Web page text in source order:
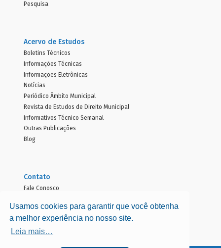
Usamos cookies para garantir que você obtenha
a melhor experiência no nosso site.
Leia mais…
Pesquisa
Acervo de Estudos
Boletins Técnicos
Informações Técnicas
Informações Eletrônicas
Notícias
Periódico Âmbito Municipal
Revista de Estudos de Direito Municipal
Informativos Técnico Semanal
Outras Publicações
Blog
Contato
Fale Conosco
Horário de Atendimento
Canais de Atendimento
Trabalhe Conosco